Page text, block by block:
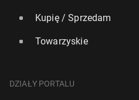
Kupię / Sprzedam
Towarzyskie
DZIAŁY PORTALU